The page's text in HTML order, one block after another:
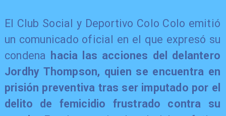
​El Club Social y Deportivo Colo Colo emitió
un comunicado oficial en el que expresó su
condena hacia las acciones del delantero
Jordhy Thompson, quien se encuentra en
prisión preventiva tras ser imputado por el
delito de femicidio frustrado contra su